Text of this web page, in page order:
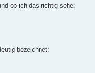
ob ich das richtig sehe:
bezeichnet: